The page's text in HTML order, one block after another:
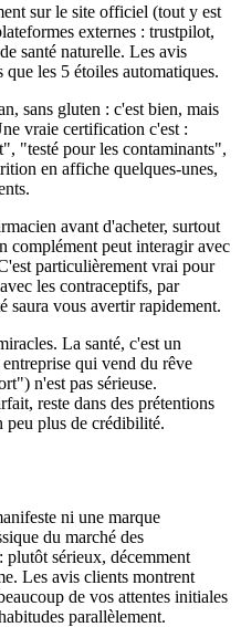
sur le site officiel (tout y est
externes : trustpilot,
santé naturelle. Les avis
les 5 étoiles automatiques.
sans gluten : c'est bien, mais
vraie certification c'est :
"testé pour les contaminants",
en affiche quelques-unes,
avant d'acheter, surtout
complément peut interagir avec
particulièrement vrai pour
les contraceptifs, par
saura vous avertir rapidement.
La santé, c'est un
qui vend du rêve
n'est pas sérieuse.
reste dans des prétentions
peu plus de crédibilité.
ni une marque
du marché des
plutôt sérieux, décemment
Les avis clients montrent
de vos attentes initiales
parallèlement.